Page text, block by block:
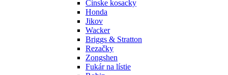
Cinske kosacky
Honda
Jikov
Wacker
Briggs & Stratton
Rezačky
Zongshen
Fukár na lístie